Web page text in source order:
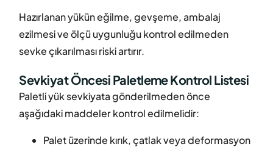
Hazırlanan yükün eğilme, gevşeme, ambalaj
ezilmesi ve ölçü uygunluğu kontrol edilmeden
sevke çıkarılması riski artırır.
Sevkiyat Öncesi Paletleme Kontrol Listesi
Paletli yük sevkiyata gönderilmeden önce
aşağıdaki maddeler kontrol edilmelidir:
Palet üzerinde kırık, çatlak veya deformasyon